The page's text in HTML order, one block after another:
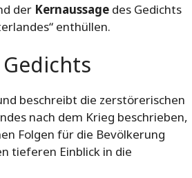
der Kernaussage des Gedichts
enthüllen.
beschreibt die zerstörerischen
nach dem Krieg beschrieben,
Folgen für die Bevölkerung
tieferen Einblick in die